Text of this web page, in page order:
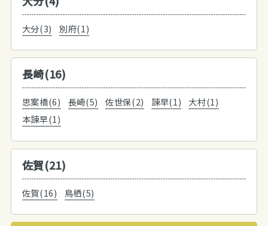
大分(3) 別府(1)
長崎(16)
思案橋(6) 長崎(5) 佐世保(2) 諫早(1)
大村(1)
本諫早(1)
佐賀(21)
佐賀(16) 鳥栖(5)